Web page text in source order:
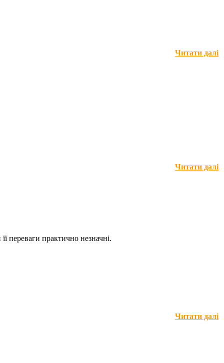
Читати далі
Читати далі
переваги практично незначні.
Читати далі